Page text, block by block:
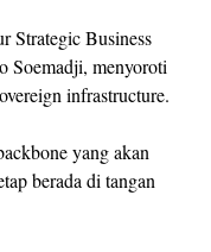
Strategic Business
Soemadji, menyoroti
infrastructure.
yang akan
berada di tangan